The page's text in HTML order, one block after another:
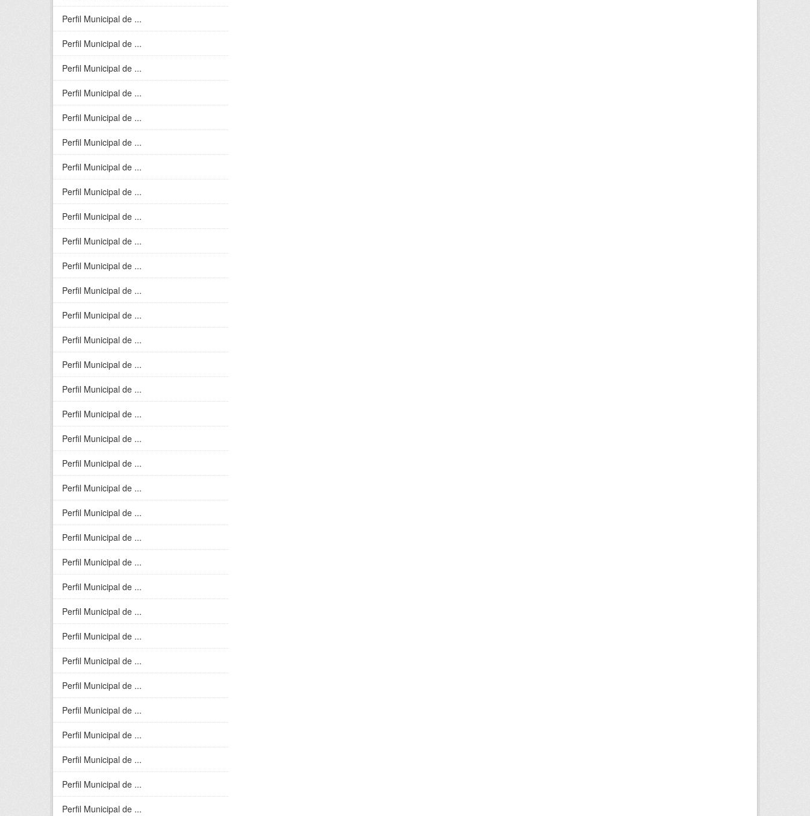
Perfil Municipal de ...
Perfil Municipal de ...
Perfil Municipal de ...
Perfil Municipal de ...
Perfil Municipal de ...
Perfil Municipal de ...
Perfil Municipal de ...
Perfil Municipal de ...
Perfil Municipal de ...
Perfil Municipal de ...
Perfil Municipal de ...
Perfil Municipal de ...
Perfil Municipal de ...
Perfil Municipal de ...
Perfil Municipal de ...
Perfil Municipal de ...
Perfil Municipal de ...
Perfil Municipal de ...
Perfil Municipal de ...
Perfil Municipal de ...
Perfil Municipal de ...
Perfil Municipal de ...
Perfil Municipal de ...
Perfil Municipal de ...
Perfil Municipal de ...
Perfil Municipal de ...
Perfil Municipal de ...
Perfil Municipal de ...
Perfil Municipal de ...
Perfil Municipal de ...
Perfil Municipal de ...
Perfil Municipal de ...
Perfil Municipal de ...